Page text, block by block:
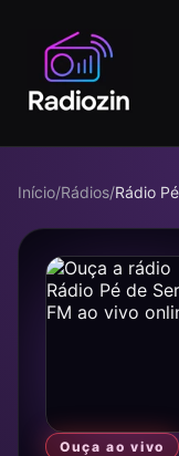
Início/Rádios/Rádio
Ouça ao vivo